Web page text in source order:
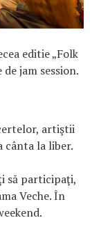
editie „Folk
jam session.
artiştii
cânta la liber.
să participaţi,
Veche. În